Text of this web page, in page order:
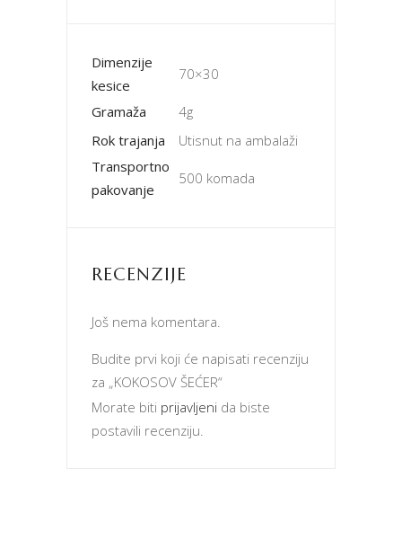
Dimenzije
kesice
70×30
Gramaža
4g
Rok trajanja
Utisnut na ambalaži
Transportno
pakovanje
500 komada
RECENZIJE
Još nema komentara.
Budite prvi koji će napisati recenziju
za „KOKOSOV ŠEĆER“
Morate biti prijavljeni da biste
postavili recenziju.